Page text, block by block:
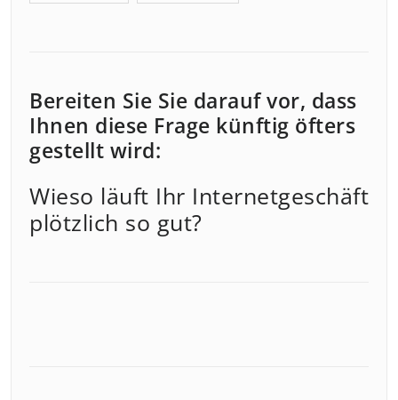
Bereiten Sie Sie darauf vor, dass
Ihnen diese Frage künftig öfters
gestellt wird:
Wieso läuft Ihr Internetgeschäft
plötzlich so gut?